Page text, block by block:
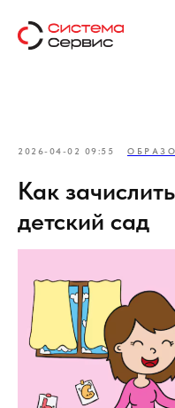
2026-04-02 09:55
Как
детский сад